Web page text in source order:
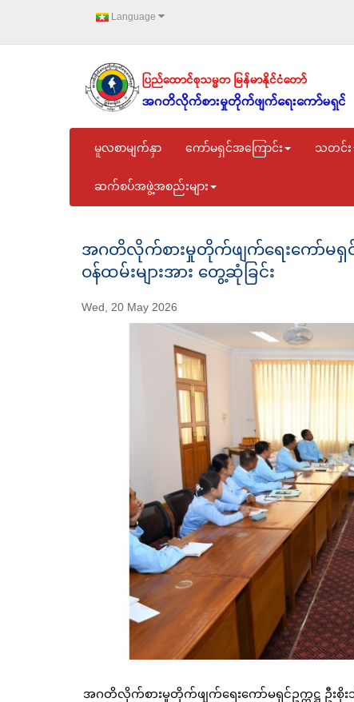
Language
မူလစာမျက်နှာ ကော်မရှင်အကြောင်း သတင်း
ဆက်စပ်အဖွဲ့အစည်းများ
အဂတိလိုက်စားမှုတိုက်ဖျက်ရေးကော်မရှင်ဥ
ဝန်ထမ်းများအား တွေ့ဆုံခြင်း
Wed, 20 May 2026
အဂတိလိုက်စားမှုတိုက်ဖျက်ရေးကော်မရှင်ဥက္ကဋ္ဌ ဦးစိုး